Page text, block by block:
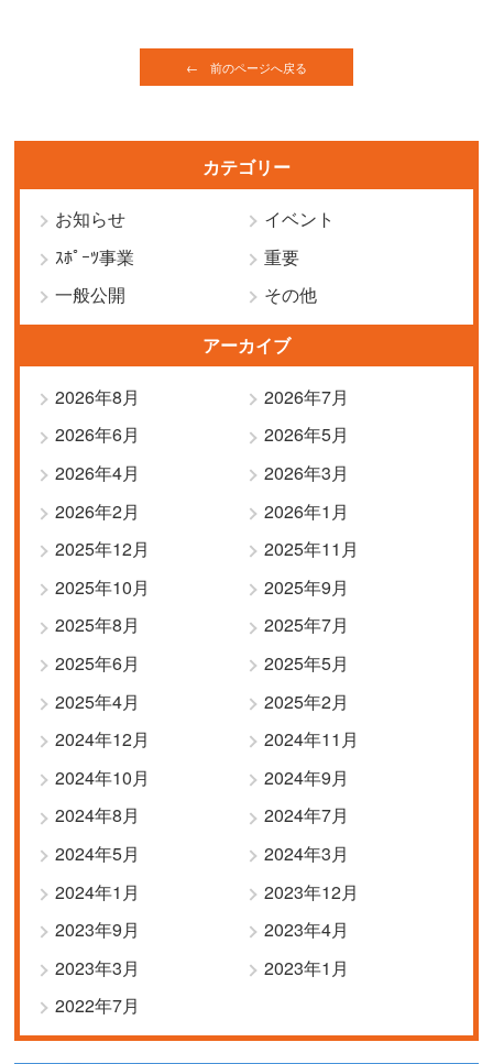
← 前のページへ戻る
カテゴリー
お知らせ
イベント
ｽﾎﾟｰﾂ事業
重要
一般公開
その他
アーカイブ
2026年8月
2026年7月
2026年6月
2026年5月
2026年4月
2026年3月
2026年2月
2026年1月
2025年12月
2025年11月
2025年10月
2025年9月
2025年8月
2025年7月
2025年6月
2025年5月
2025年4月
2025年2月
2024年12月
2024年11月
2024年10月
2024年9月
2024年8月
2024年7月
2024年5月
2024年3月
2024年1月
2023年12月
2023年9月
2023年4月
2023年3月
2023年1月
2022年7月